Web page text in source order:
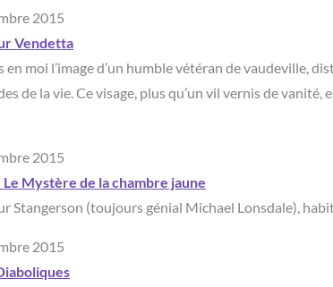
2015
Vendetta
en moi l’image d’un humble vétéran de vaudeville,
de la vie. Ce visage, plus qu’un vil vernis de
2015
Mystère de la chambre jaune
Stangerson (toujours génial Michael Lonsdale),
2015